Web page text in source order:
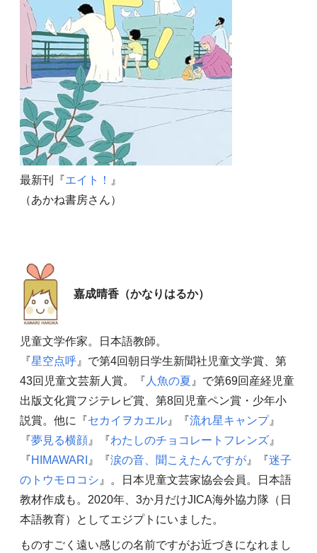
最新刊『エイト！ 』
（あかね書房さん）
嘉成晴香（かなりはるか）
児童文学作家。日本語教師。
『星空点呼』で第4回朝日学生新聞社児童文学賞、第
43回児童文芸新人賞。『 人魚の夏 』で第69回産経児童
出版文化賞フジテレビ賞、第8回児童ペン賞・少年小
説賞。他に『セカイヲカエル』『流れ星キャンプ』
『夢見る横顔』『わたしのチョコレートフレンズ』
『HIMAWARI 』『涙の音、聞こえたんですが』『迷子
のトウモロコシ 』。日本児童文芸家協会会員。日本語
教材作成も。2020年、3か月だけJICA海外協力隊（日
本語教育）としてエジプトにいました。
ものすごく遠い感じの名前ですがお近づきになれまし